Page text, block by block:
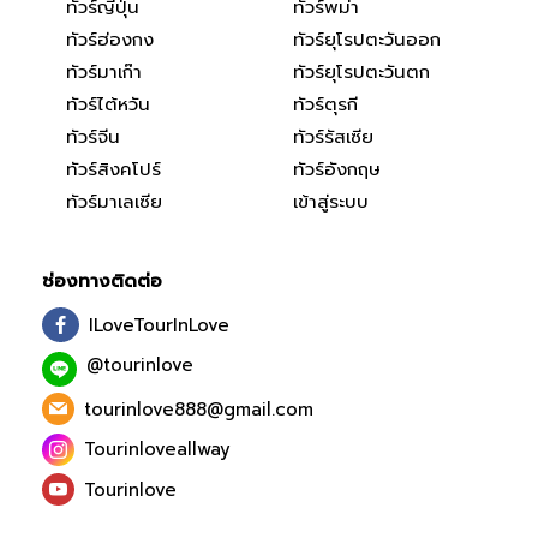
ทัวร์ญี่ปุ่น
ทัวร์ฮ่องกง
ทัวร์มาเก๊า
ทัวร์ไต้หวัน
ทัวร์จีน
ทัวร์สิงคโปร์
ทัวร์มาเลเซีย
ทัวร์พม่า
ทัวร์ยุโรปตะวันออก
ทัวร์ยุโรปตะวันตก
ทัวร์ตุรกี
ทัวร์รัสเซีย
ทัวร์อังกฤษ
เข้าสู่ระบบ
ช่องทางติดต่อ
ILoveTourInLove
@tourinlove
tourinlove888@gmail.com
Tourinloveallway
Tourinlove